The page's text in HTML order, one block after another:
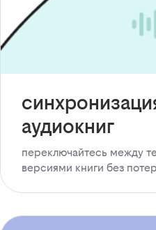
аудиокниг
переключайтесь между
версиями книги без